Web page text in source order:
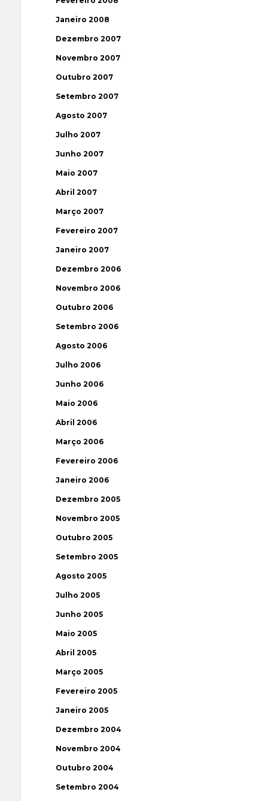
Janeiro 2008
Dezembro 2007
Novembro 2007
Outubro 2007
Setembro 2007
Agosto 2007
Julho 2007
Junho 2007
Maio 2007
Abril 2007
Março 2007
Fevereiro 2007
Janeiro 2007
Dezembro 2006
Novembro 2006
Outubro 2006
Setembro 2006
Agosto 2006
Julho 2006
Junho 2006
Maio 2006
Abril 2006
Março 2006
Fevereiro 2006
Janeiro 2006
Dezembro 2005
Novembro 2005
Outubro 2005
Setembro 2005
Agosto 2005
Julho 2005
Junho 2005
Maio 2005
Abril 2005
Março 2005
Fevereiro 2005
Janeiro 2005
Dezembro 2004
Novembro 2004
Outubro 2004
Setembro 2004